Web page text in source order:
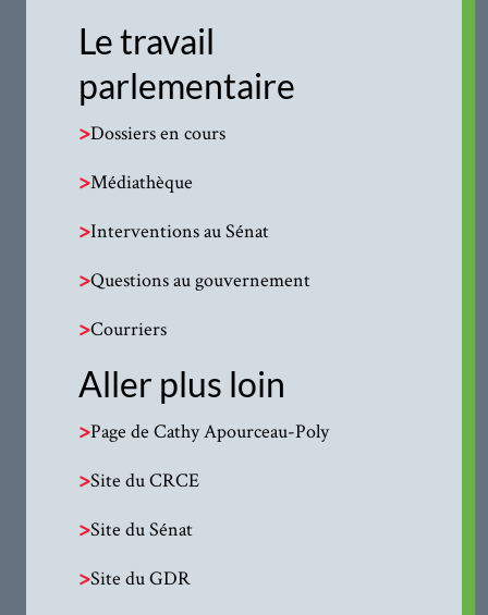
Le travail
parlementaire
>Dossiers en cours
>Médiathèque
>Interventions au Sénat
>Questions au gouvernement
>Courriers
Aller plus loin
>Page de Cathy Apourceau-Poly
>Site du CRCE
>Site du Sénat
>Site du GDR